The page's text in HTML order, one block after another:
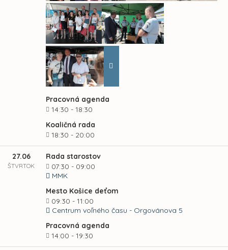
Pracovná agenda
14:30 - 18:30
Koaličná rada
18:30 - 20:00
27.06
ŠTVRTOK
Rada starostov
07:30 - 09:00
MMK
Mesto Košice deťom
09:30 - 11:00
Centrum voľného času - Orgovánova 5
Pracovná agenda
14:00 - 19:30